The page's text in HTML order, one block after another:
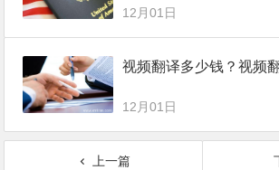
12月01日
视频翻译多少钱？视频
12月01日
上一篇